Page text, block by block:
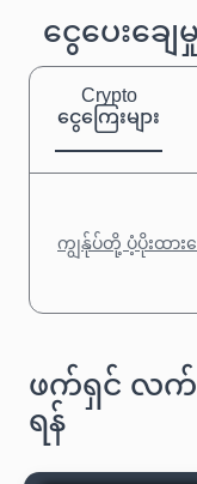
ငွေပေးချ
Crypto
ငွေကြေးများ
ကျွန်ုပ်တို့ ပံ့ပိုးထာ
ဖက်ရှင် လက်
ရန်